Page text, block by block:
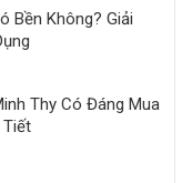
Bền Không? Giải
Thy Có Đáng Mua
Tiết